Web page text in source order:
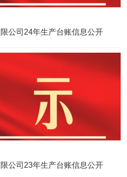
公司24年生产台账信息公开
公司23年生产台账信息公开